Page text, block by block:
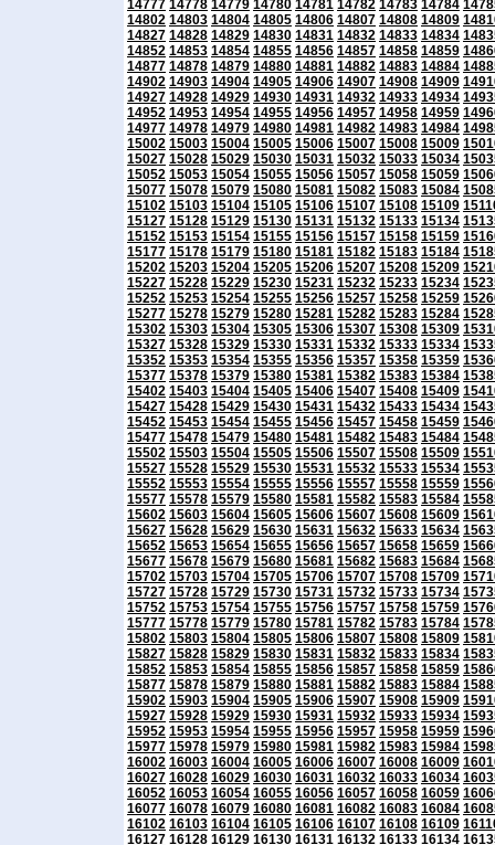
14777 14778 14779 14780 14781 14782 14783 14784
14802 14803 14804 14805 14806 14807 14808 14809
14827 14828 14829 14830 14831 14832 14833 14834
14852 14853 14854 14855 14856 14857 14858 14859
14877 14878 14879 14880 14881 14882 14883 14884
14902 14903 14904 14905 14906 14907 14908 14909
14927 14928 14929 14930 14931 14932 14933 14934
14952 14953 14954 14955 14956 14957 14958 14959
14977 14978 14979 14980 14981 14982 14983 14984
15002 15003 15004 15005 15006 15007 15008 15009
15027 15028 15029 15030 15031 15032 15033 15034
15052 15053 15054 15055 15056 15057 15058 15059
15077 15078 15079 15080 15081 15082 15083 15084
15102 15103 15104 15105 15106 15107 15108 15109
15127 15128 15129 15130 15131 15132 15133 15134
15152 15153 15154 15155 15156 15157 15158 15159
15177 15178 15179 15180 15181 15182 15183 15184
15202 15203 15204 15205 15206 15207 15208 15209
15227 15228 15229 15230 15231 15232 15233 15234
15252 15253 15254 15255 15256 15257 15258 15259
15277 15278 15279 15280 15281 15282 15283 15284
15302 15303 15304 15305 15306 15307 15308 15309
15327 15328 15329 15330 15331 15332 15333 15334
15352 15353 15354 15355 15356 15357 15358 15359
15377 15378 15379 15380 15381 15382 15383 15384
15402 15403 15404 15405 15406 15407 15408 15409
15427 15428 15429 15430 15431 15432 15433 15434
15452 15453 15454 15455 15456 15457 15458 15459
15477 15478 15479 15480 15481 15482 15483 15484
15502 15503 15504 15505 15506 15507 15508 15509
15527 15528 15529 15530 15531 15532 15533 15534
15552 15553 15554 15555 15556 15557 15558 15559
15577 15578 15579 15580 15581 15582 15583 15584
15602 15603 15604 15605 15606 15607 15608 15609
15627 15628 15629 15630 15631 15632 15633 15634
15652 15653 15654 15655 15656 15657 15658 15659
15677 15678 15679 15680 15681 15682 15683 15684
15702 15703 15704 15705 15706 15707 15708 15709
15727 15728 15729 15730 15731 15732 15733 15734
15752 15753 15754 15755 15756 15757 15758 15759
15777 15778 15779 15780 15781 15782 15783 15784
15802 15803 15804 15805 15806 15807 15808 15809
15827 15828 15829 15830 15831 15832 15833 15834
15852 15853 15854 15855 15856 15857 15858 15859
15877 15878 15879 15880 15881 15882 15883 15884
15902 15903 15904 15905 15906 15907 15908 15909
15927 15928 15929 15930 15931 15932 15933 15934
15952 15953 15954 15955 15956 15957 15958 15959
15977 15978 15979 15980 15981 15982 15983 15984
16002 16003 16004 16005 16006 16007 16008 16009
16027 16028 16029 16030 16031 16032 16033 16034
16052 16053 16054 16055 16056 16057 16058 16059
16077 16078 16079 16080 16081 16082 16083 16084
16102 16103 16104 16105 16106 16107 16108 16109
16127 16128 16129 16130 16131 16132 16133 16134